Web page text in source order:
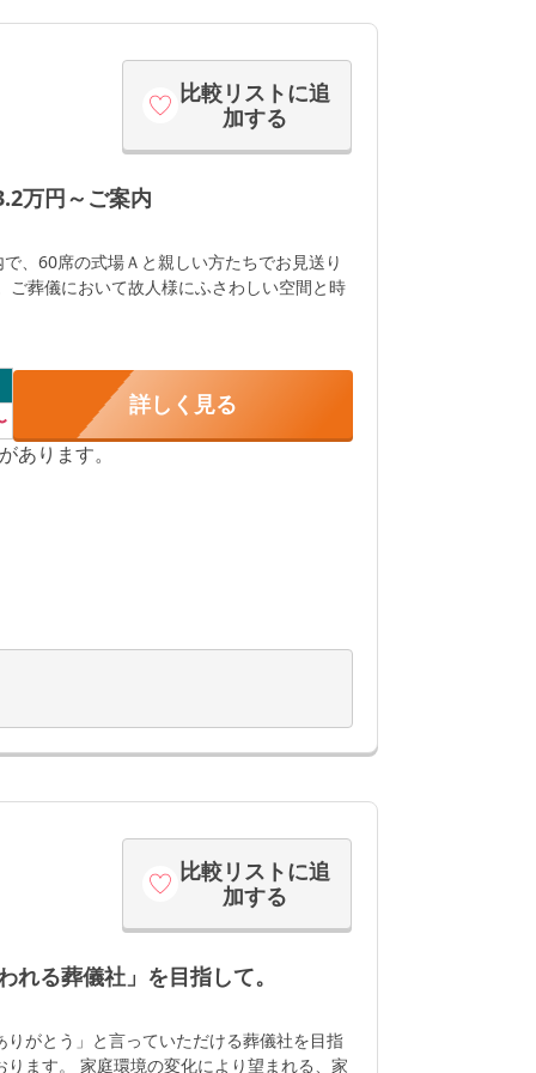
比較リストに追
加する
万円～ご案内
、60席の式場Ａと親しい方たちでお見送り
葬儀において故人様にふさわしい空間と時
詳しく見る
あります。
比較リストに追
加する
れる葬儀社」を目指して。
がとう」と言っていただける葬儀社を目指
ます。 家庭環境の変化により望まれる、家